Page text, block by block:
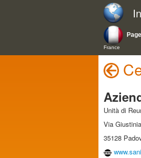
France
Unità di
Via
35128